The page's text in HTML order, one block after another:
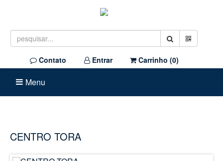
Contato Entrar Carrinho (0)
Menu
CENTRO TORA